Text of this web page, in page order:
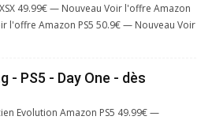
49.99€ — Nouveau Voir l'offre Amazon
l'offre Amazon PS5 50.9€ — Nouveau Voir
- PS5 - Day One - dès
Evolution Amazon PS5 49.99€ —